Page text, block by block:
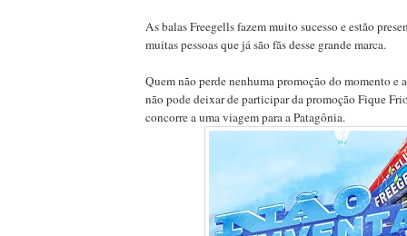
As balas Freegells fazem muito sucesso e estão
muitas pessoas que já são fãs desse grande marca.
Quem não perde nenhuma promoção do momento e
não pode deixar de participar da promoção Fique
concorre a uma viagem para a Patagônia.